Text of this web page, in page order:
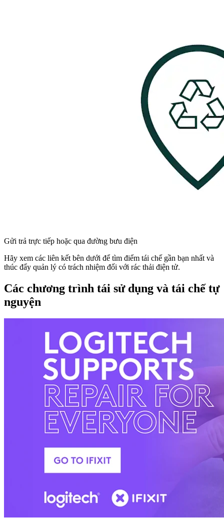
Gửi trả trực tiếp hoặc qua đường bưu điện
Hãy xem các liên kết bên dưới để tìm điểm tái chế gần bạn nhất và
thúc đẩy quản lý có trách nhiệm đối với rác thải điện tử.
Các chương trình tái sử dụng và tái chế tự
nguyện